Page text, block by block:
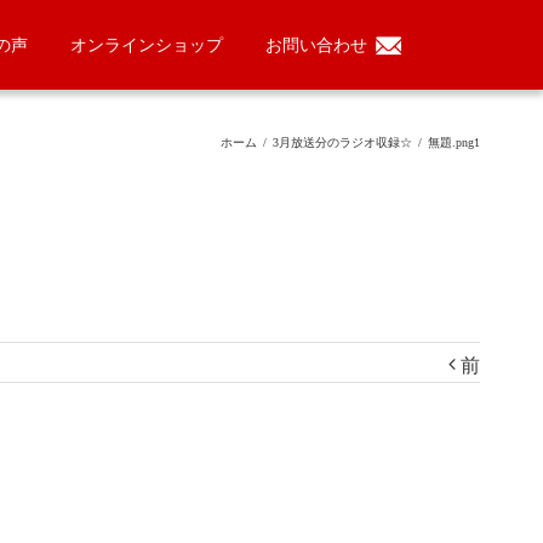
声 オンラインショップ お問い合わせ
ホーム / 3月放送分のラジオ収録☆ / 無題.png1
前